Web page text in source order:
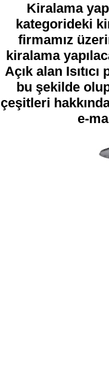
Kiralama
kategorideki
firmamız
kiralama
Açık alan
bu şekilde
çeşitleri
e-